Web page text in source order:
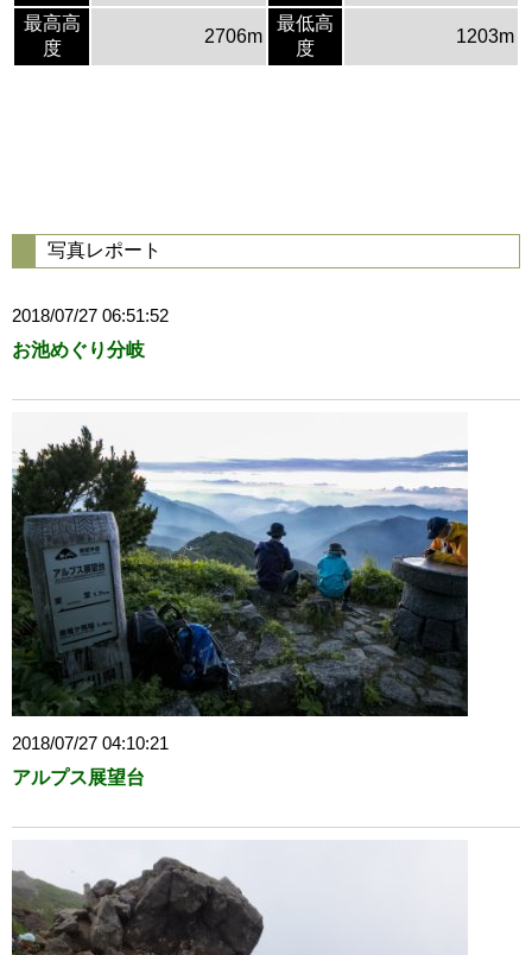
最高高
度
2706m
最低高
度
1203m
写真レポート
2018/07/27 06:51:52
お池めぐり分岐
2018/07/27 04:10:21
アルプス展望台